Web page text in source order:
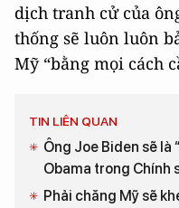
dịch tranh cử của
thống sẽ luôn luôn
Mỹ “bằng mọi cách
TIN LIÊN QUAN
Ông Joe Biden sẽ là
Obama trong Chính
Phải chăng Mỹ sẽ